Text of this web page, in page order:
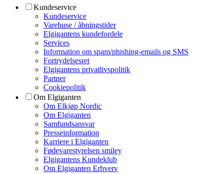
Kundeservice
Kundeservice
Varehuse / åbningstider
Elgigantens kundefordele
Services
Information om spam/phishing-emails og SMS
Fortrydelsesret
Elgigantens privatlivspolitik
Partner
Cookiepolitik
Om Elgiganten
Om Elkjøp Nordic
Om Elgiganten
Samfundsansvar
Presseinformation
Karriere i Elgiganten
Fødevarestyrelsen smiley
Elgigantens Kundeklub
Om Elgiganten Erhverv